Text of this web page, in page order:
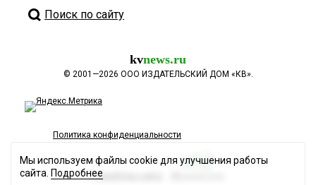
Поиск по сайту
kvnews.ru
© 2001—2026 ООО ИЗДАТЕЛЬСКИЙ ДОМ «КВ».
Политика конфиденциальности
Разработка сайта
Мы используем файлы cookie для улучшения работы
сайта. Подробнее